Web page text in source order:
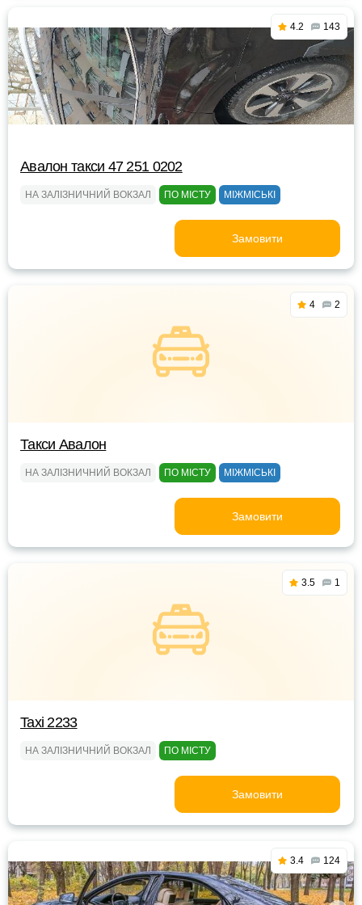
4.2 143
Авалон такси 47 251 0202
НА ЗАЛІЗНИЧНИЙ ВОКЗАЛ ПО МІСТУ МІЖМІСЬКІ
Замовити
4 2
Такси Авалон
НА ЗАЛІЗНИЧНИЙ ВОКЗАЛ ПО МІСТУ МІЖМІСЬКІ
Замовити
3.5 1
Taxi 2233
НА ЗАЛІЗНИЧНИЙ ВОКЗАЛ ПО МІСТУ
Замовити
3.4 124